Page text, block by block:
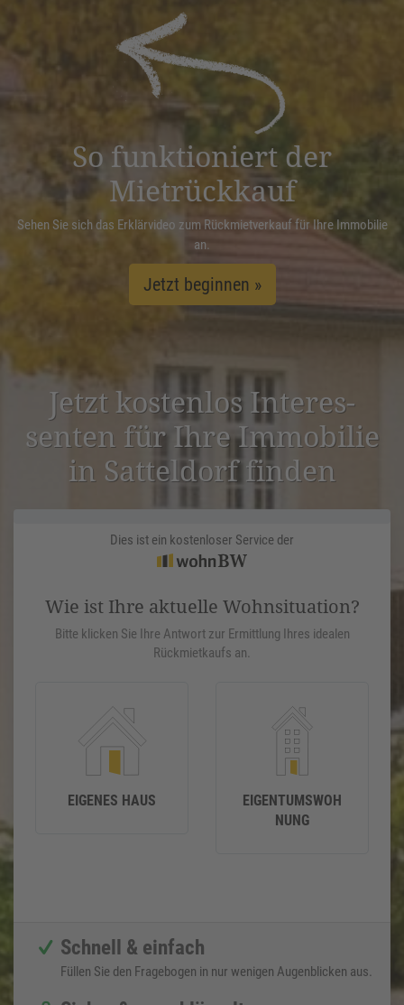
powered by
Management Platform
So funktioniert der
Mietrückkauf
Sehen Sie sich das Erklärvideo zum Rückmietverkauf für Ihre Immobilie
an.
Jetzt beginnen »
Jetzt kostenlos Inter­es­
senten für Ihre Immobilie
in Sattel­dorf finden
Dies ist ein kostenloser Service der
Wie ist Ihre aktuelle Wohnsituation?
Bitte klicken Sie Ihre Antwort zur Ermittlung Ihres idealen
Rückmietkaufs an.
EIGENES HAUS
EIGENTUMSWOH
NUNG
Schnell & einfach
Füllen Sie den Fragebogen in nur wenigen Augenblicken aus.